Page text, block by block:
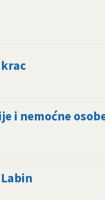
i nemoćne